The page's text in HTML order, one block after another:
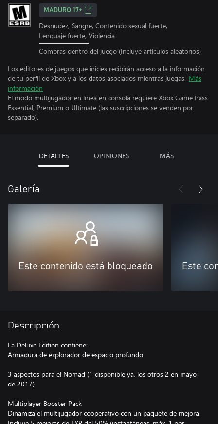
MADURO 17+
Desnudez, Sangre, Contenido sexual fuerte,
Lenguaje fuerte, Violencia
Compras dentro del juego (Incluye artículos aleatorios)
Los editores de juegos que inicies recibirán acceso a la información
de tu perfil de Xbox y a los datos asociados mientras juegas. Más
información
El modo multijugador en línea en consola requiere Xbox Game Pass
Essential, Premium o Ultimate (las suscripciones se venden por
separado).
DETALLES OPINIONES MÁS
Galería
Este contenido está bloqueado Este
Descripción
La Deluxe Edition contiene:
Armadura de explorador de espacio profundo
3 aspectos para el Nomad (1 disponible ya, los otros 2 en mayo
de 2017)
Multiplayer Booster Pack
Dinamiza el multijugador cooperativo con un paquete de mejora.